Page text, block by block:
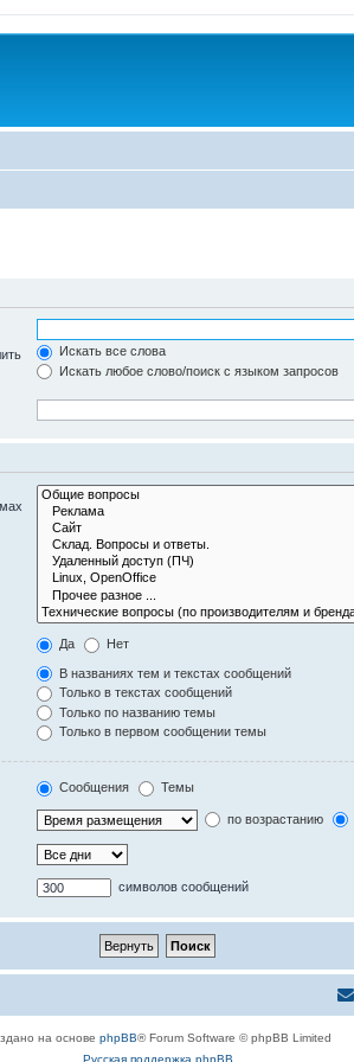
Искать все слова
Искать любое слово/поиск с языком запросов
Да Нет
В названиях тем и текстах сообщений
Только в текстах сообщений
Только по названию темы
Только в первом сообщении темы
Сообщения Темы
по возрастанию
символов сообщений
на основе phpBB® Forum Software © phpBB Limited
Русская поддержка phpBB